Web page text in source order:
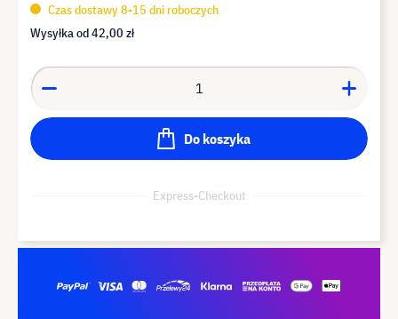
Czas dostawy 8-15 dni roboczych
Wysyłka od42,00 zł
Do koszyka
Express-Checkout